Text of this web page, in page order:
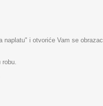
naplatu" i otvoriće Vam se obrazac
robu.